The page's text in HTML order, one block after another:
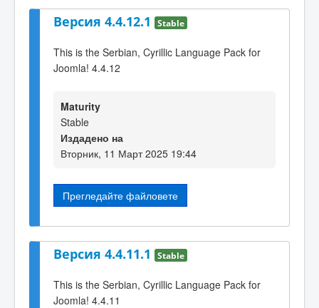
Версия 4.4.12.1 Stable
This is the Serbian, Cyrillic Language Pack for
Joomla! 4.4.12
Maturity
Stable
Издадено на
Вторник, 11 Март 2025 19:44
Прегледайте файловете
Версия 4.4.11.1 Stable
This is the Serbian, Cyrillic Language Pack for
Joomla! 4.4.11